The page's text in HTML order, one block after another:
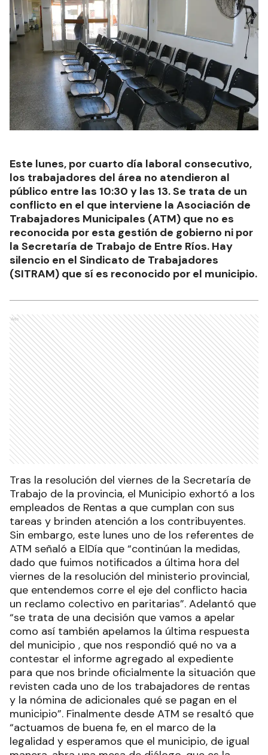
Este lunes, por cuarto día laboral consecutivo,
los trabajadores del área no atendieron al
público entre las 10:30 y las 13. Se trata de un
conflicto en el que interviene la Asociación de
Trabajadores Municipales (ATM) que no es
reconocida por esta gestión de gobierno ni por
la Secretaría de Trabajo de Entre Ríos. Hay
silencio en el Sindicato de Trabajadores
(SITRAM) que sí es reconocido por el municipio.
Ads
Tras la resolución del viernes de la Secretaría de
Trabajo de la provincia, el Municipio exhortó a los
empleados de Rentas a que cumplan con sus
tareas y brinden atención a los contribuyentes.
Sin embargo, este lunes uno de los referentes de
ATM señaló a ElDía que “continúan la medidas,
dado que fuimos notificados a última hora del
viernes de la resolución del ministerio provincial,
que entendemos corre el eje del conflicto hacia
un reclamo colectivo en paritarias”. Adelantó que
“se trata de una decisión que vamos a apelar
como así también apelamos la última respuesta
del municipio , que nos respondió qué no va a
contestar el informe agregado al expediente
para que nos brinde oficialmente la situación que
revisten cada uno de los trabajadores de rentas
y la nómina de adicionales qué se pagan en el
municipio”. Finalmente desde ATM se resaltó que
“actuamos de buena fe, en el marco de la
legalidad y esperamos que el municipio, de igual